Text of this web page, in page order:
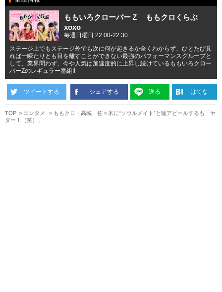
ももいろクローバーＺ ももクロくらぶ
xoxo
毎週日曜日 22:00-22:30
ステージ上でもステージ外でも次に何が起きるか全くわからず、ひとたび見
れば一瞬たりとも目を離すことができない最強のパフォーマンスグループと
して、業界問わず、今や人気は加速度的に上昇し続けているももいろクロー
バーZのレギュラー番組!!
ツイートする シェアする 送る はてな
TOP エンタメ
ももクロ・高城、佐々木に“ソウルメイト”と猛アピールするも「ヤ
ダー！（笑）」